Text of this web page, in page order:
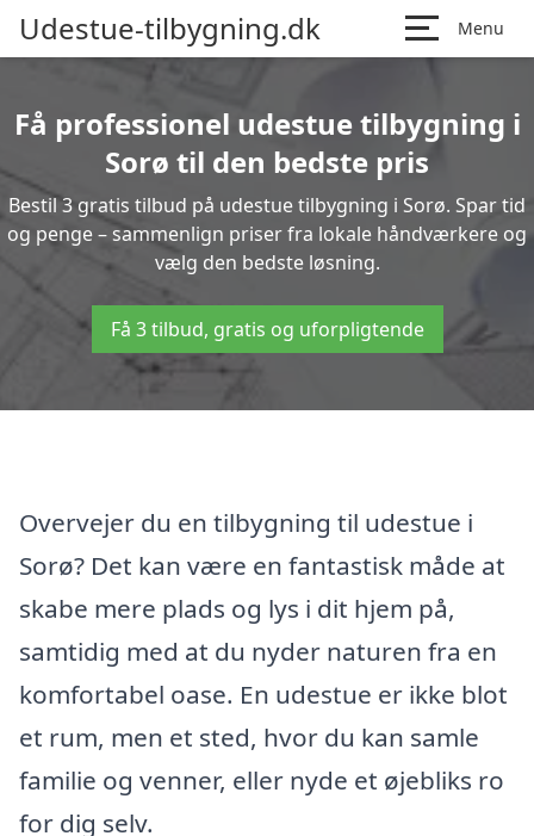
Udestue-tilbygning.dk Menu
Få professionel udestue tilbygning i
Sorø til den bedste pris
Bestil 3 gratis tilbud på udestue tilbygning i Sorø. Spar tid
og penge – sammenlign priser fra lokale håndværkere og
vælg den bedste løsning.
Få 3 tilbud, gratis og uforpligtende
Overvejer du en tilbygning til udestue i
Sorø? Det kan være en fantastisk måde at
skabe mere plads og lys i dit hjem på,
samtidig med at du nyder naturen fra en
komfortabel oase. En udestue er ikke blot
et rum, men et sted, hvor du kan samle
familie og venner, eller nyde et øjebliks ro
for dig selv.